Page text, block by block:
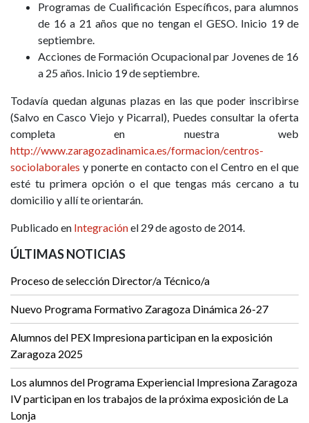
Programas de Cualificación Específicos, para alumnos
de 16 a 21 años que no tengan el GESO. Inicio 19 de
septiembre.
Acciones de Formación Ocupacional par Jovenes de 16
a 25 años. Inicio 19 de septiembre.
Todavía quedan algunas plazas en las que poder inscribirse
(Salvo en Casco Viejo y Picarral), Puedes consultar la oferta
completa en nuestra web
http://www.zaragozadinamica.es/formacion/centros-
sociolaborales y ponerte en contacto con el Centro en el que
esté tu primera opción o el que tengas más cercano a tu
domicilio y allí te orientarán.
Publicado en Integraciónel 29 de agosto de 2014.
ÚLTIMAS NOTICIAS
Proceso de selección Director/a Técnico/a
Nuevo Programa Formativo Zaragoza Dinámica 26-27
Alumnos del PEX Impresiona participan en la exposición
Zaragoza 2025
Los alumnos del Programa Experiencial Impresiona Zaragoza
IV participan en los trabajos de la próxima exposición de La
Lonja